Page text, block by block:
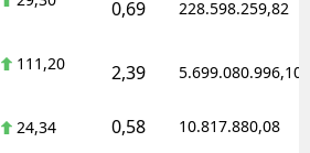
0,69 228.598.259,82
111,20 2,39 5.699.080.996,10
24,34 0,58 10.817.880,08